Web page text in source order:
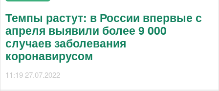
Темпы растут: в России впервые с
апреля выявили более 9 000
случаев заболевания
коронавирусом
11:19 27.07.2022